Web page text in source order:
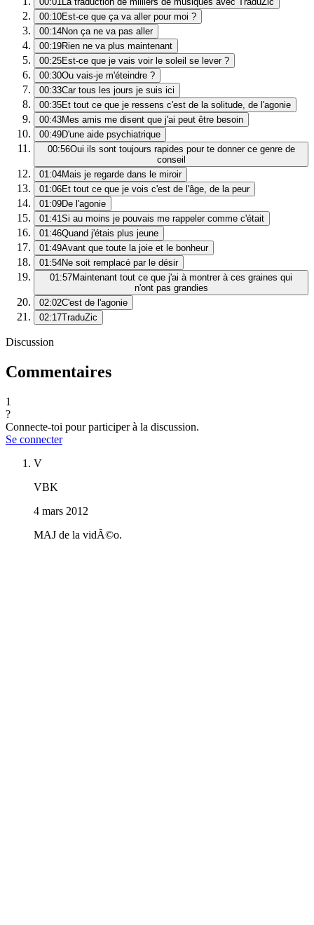
00:10Est-ce que ça va aller pour moi ?
00:14Non ça ne va pas aller
00:19Rien ne va plus maintenant
00:25Est-ce que je vais voir le soleil se lever ?
00:30Ou vais-je m'éteindre ?
00:33Car tous les jours je suis ici
00:35Et tout ce que je ressens c'est de la solitude, de l'agonie
00:43Mes amis me disent que j'ai peut être besoin
00:49D'une aide psychiatrique
00:56Oui ils sont toujours rapides pour te donner ce genre de
conseil
01:04Mais je regarde dans le miroir
01:06Et tout ce que je vois c'est de l'âge, de la peur
01:09De l'agonie
01:41Si au moins je pouvais me rappeler comme c'était
01:46Quand j'étais plus jeune
01:49Avant que toute la joie et le bonheur
01:54Ne soit remplacé par le désir
01:57Maintenant tout ce que j'ai à montrer à ces graines qui
n'ont pas grandies
02:02C'est de l'agonie
02:17TraduZic
Discussion
Commentaires
1
?
Connecte-toi pour participer à la discussion.
Se connecter
V
VBK
4 mars 2012
MAJ de la vidÃ©o.